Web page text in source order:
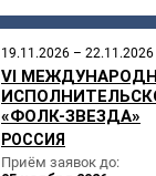
19.11.2026 – 22.11.2026
VI
«ФОЛК-ЗВЕЗДА»
РОССИЯ
Приём заявок до: